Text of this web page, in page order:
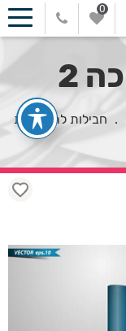
0
2
. חבילות לתערוכות